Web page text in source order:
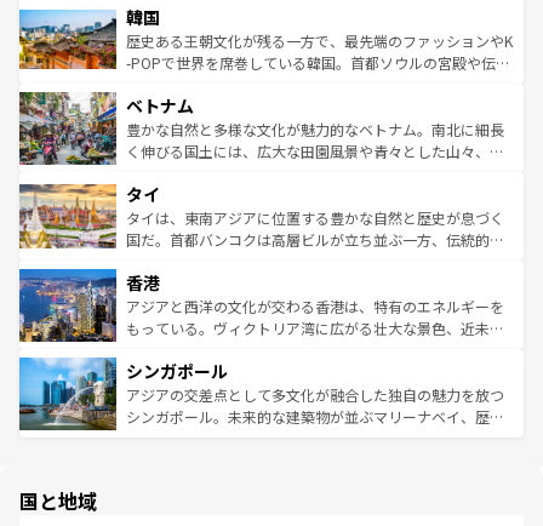
はコンテンツ一覧
いる。アクティビティも充実しており、サーフィンやダイ
ビング、ハイキングなど、アウトドア好きにはたまらな
い。オーストラリアの多彩な魅力を存分に味わいつくそ
参照してほしい。
ン）、静ひつな山岳地帯である台湾東部など、都市の喧騒
と山間の静けさが共存しており、訪れる人に新しい発見と
驚きをもたらしてくれる。また、奥深い台湾の食文化も魅
容にもいいと評判のスイーツなど、バラエティ豊かな料理
が味わえる。 なお、新着の台湾情報は コンテンツ一覧を参
照してほしい。
韓国
歴史ある王朝文化が残る一方で、最先端のファッションやK
-POPで世界を席巻している韓国。首都ソウルの宮殿や伝統
き、地方に足を延ばせば四季折々の自然美を楽しむことが
できる。そして、キムチや焼肉、絶品のストリートフード
まで、さまざまな韓国料理が待っている。夜には、韓国な
リティに包まれながら、韓国の多彩な魅力を心ゆくまで味
わってみてほしい。 なお、新着の韓国情報はコンテンツ一
覧を参照してほしい。
ベトナム
豊かな自然と多様な文化が魅力的なベトナム。南北に細長
く伸びる国土には、広大な田園風景や青々とした山々、世
急速な発展と共に伝統が息づく。ハノイの古い町並みやホ
ーチミン市のフランス統治時代の建物も、独特の雰囲気を
醸し出している。また、バラエティの豊かさとおいしさで
とつ。フォーやバインミー、ベトナムコーヒーなどは、ぜ
ひ現地で味わいたい。どの地域を訪れてもあたたかい人々
が旅行者を迎えてくれるので、きっと忘れられない旅にな
参照してほしい。
タイ
タイは、東南アジアに位置する豊かな自然と歴史が息づく
国だ。首都バンコクは高層ビルが立ち並ぶ一方、伝統的な
の活気が交差している。北部ではチェンマイなどの山岳地
帯で自然と触れ合い、南部ではプーケットやクラビの美し
いビーチでリゾート気分を楽しむことができる。タイ料理
激する。気候は一年中温暖で、どの季節にも異なる楽しみ
が待っている。親しみやすいタイの人々、仏教を中心とし
た文化、そして多様な観光資源が、訪れる旅人を魅了し続
香港
アジアと西洋の文化が交わる香港は、特有のエネルギーを
もっている。ヴィクトリア湾に広がる壮大な景色、近未来
み、どこを訪れても感動するはず。観光スポットが密集し
ており、効率よく見どころを回れるのも魅力。息をのむよ
うな絶景から文化的な体験まで、香港を存分に楽しみ尽く
シンガポール
アジアの交差点として多文化が融合した独自の魅力を放つ
シンガポール。未来的な建築物が並ぶマリーナベイ、歴史
国と地域